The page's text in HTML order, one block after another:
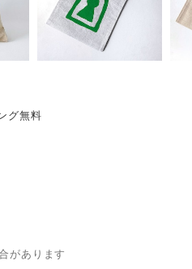
グ無料
があります